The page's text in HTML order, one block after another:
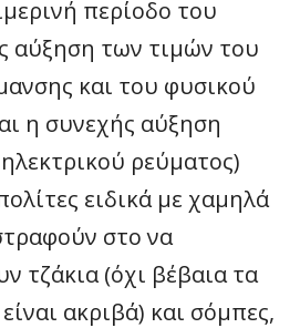
περίοδο του
αύξηση των τιμών του
και του φυσικού
η συνεχής αύξηση
ρεύματος)
ειδικά με χαμηλά
στο να
τζάκια (όχι βέβαια τα
ακριβά) και σόμπες,